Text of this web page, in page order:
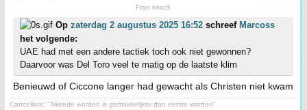
Fran knock
Op zaterdag 2 augustus 2025 16:52 schreef Marcoss
het volgende:
UAE had met een andere tactiek toch ook niet gewonnen?
Daarvoor was Del Toro veel te matig op de laatste klim
Benieuwd of Ciccone langer had gewacht als Christen niet kwam
Cancellara; "Tweede worden is gemakkelijker dan eerste worden"